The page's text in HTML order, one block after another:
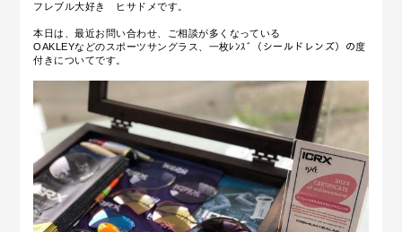
フレブル大好き ヒサドメです。
本日は、最近お問い合わせ、ご相談が多くなっている
OAKLEYなどのスポーツサングラス、一枚ﾚﾝｽﾞ（シールドレンズ）の度
付きについてです。